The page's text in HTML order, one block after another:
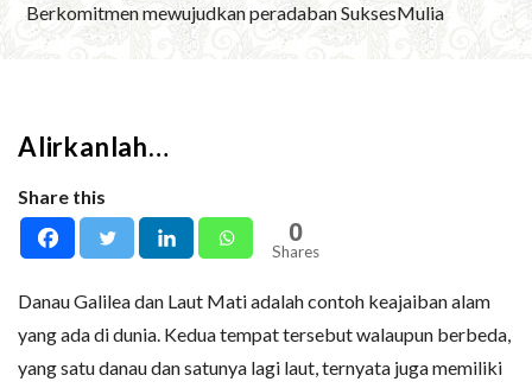
Berkomitmen mewujudkan peradaban SuksesMulia
Alirkanlah…
Share this
0
Shares
Danau Galilea dan Laut Mati adalah contoh keajaiban alam
yang ada di dunia. Kedua tempat tersebut walaupun berbeda,
yang satu danau dan satunya lagi laut, ternyata juga memiliki